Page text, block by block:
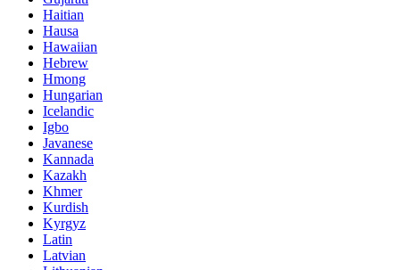
Haitian
Hausa
Hawaiian
Hebrew
Hmong
Hungarian
Icelandic
Igbo
Javanese
Kannada
Kazakh
Khmer
Kurdish
Kyrgyz
Latin
Latvian